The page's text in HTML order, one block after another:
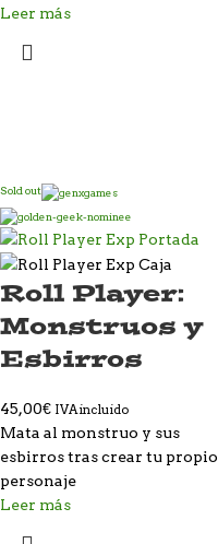
Leer más
Sold out
Roll Player:
Monstruos y
Esbirros
45,00€ IVA incluido
Mata al monstruo y sus
esbirros tras crear tu propio
personaje
Leer más